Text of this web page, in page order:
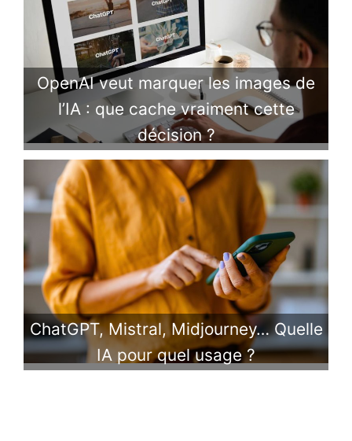
OpenAI veut marquer les images de
l’IA : que cache vraiment cette
décision ?
ChatGPT, Mistral, Midjourney… Quelle
IA pour quel usage ?